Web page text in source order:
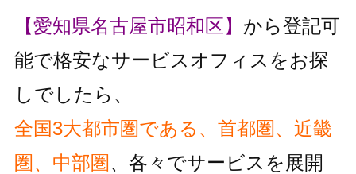
【愛知県名古屋市昭和区】 から登記可
能で格安なサービスオフィスをお探
しでしたら、
全国3大都市圏である、首都圏、近畿
圏、中部圏、各々でサービスを 展開